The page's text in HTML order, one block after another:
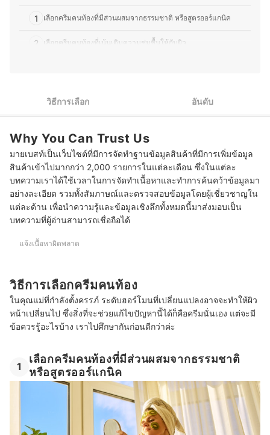
สินค้า แต่ยังสอดแทรกคำแนะนำที่เหมาะกับไลฟ์สไตล์ของ
ตัวเองและลูกน้อยได้อย่างมั่นใจ
1 เลือกครีมคนท้องที่มีส่วนผสมจากธรรมชาติ หรือสูตรออร์แกนิค
2 เลือกครีมคนท้องที่เน้นเติมความชุ่มชื้นให้กับผิว
ครีมคนท้องห้ามใช้ มีอะไรบ้าง?
บทความที่เกี่ยวข้องกับครีมคนท้อง
วิธีการเลือก อันดับ
Why You Can Trust Us
มายเบสท์เป็นเว็บไซต์ที่มีการจัดทำฐานข้อมูลสินค้าที่มีการเพิ่มข้อมูล
สินค้าเข้าไปมากกว่า 2,000 รายการในแต่ละเดือน ซึ่งในแต่ละ
บทความเราได้ใช้เวลาในการจัดทำเนื้อหาและทำการค้นคว้าข้อมูลมา
อย่างละเอียด รวมทั้งสัมภาษณ์และตรวจสอบข้อมูลโดยผู้เชี่ยวชาญใน
แต่ละด้าน เพื่อนำความรู้และข้อมูลเชิงลึกทั้งหมดนี้มาส่งมอบเป็น
บทความที่ผู้อ่านสามารถเชื่อถือได้
แจ้งเนื้อหาผิดพลาด
วิธีการเลือกครีมคนท้อง
ในคุณแม่ที่กำลังตั้งครรภ์ ระดับฮอร์โมนที่เปลี่ยนแปลงอาจจะทำให้ผิว
หน้าเปลี่ยนไป ซึ่งสิ่งที่จะช่วยแก้ไขปัญหานี้ได้ก็คือครีมนั่นเอง แต่จะมี
ข้อควรรู้อะไรบ้าง เราไปศึกษากันก่อนดีกว่าค่ะ
1
เลือกครีมคนท้องที่มีส่วนผสมจากธรรมชาติ
หรือสูตรออร์แกนิค